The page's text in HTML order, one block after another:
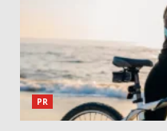
PR